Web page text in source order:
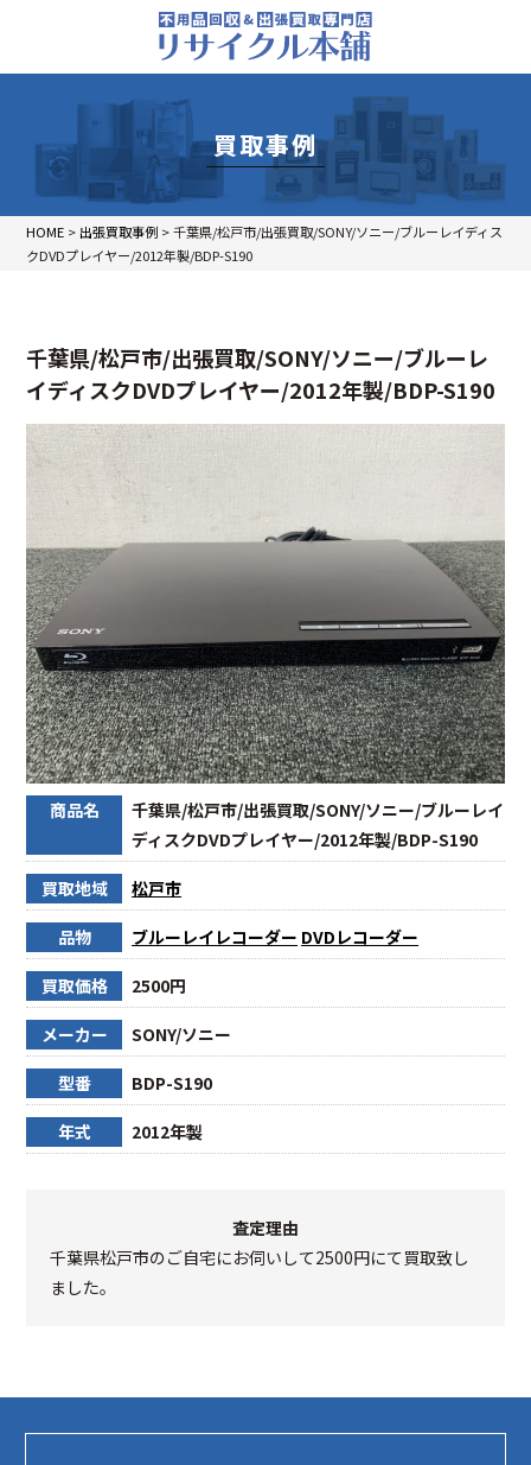
買取事例
HOME > 出張買取事例 >千葉県/松戸市/出張買取/SONY/ソニー/ブルーレイディス
クDVDプレイヤー/2012年製/BDP-S190
千葉県/松戸市/出張買取/SONY/ソニー/ブルーレ
イディスクDVDプレイヤー/2012年製/BDP-S190
商品名
千葉県/松戸市/出張買取/SONY/ソニー/ブルーレイ
ディスクDVDプレイヤー/2012年製/BDP-S190
買取地域 松戸市
品物 ブルーレイレコーダー DVDレコーダー
買取価格 2500円
メーカー SONY/ソニー
型番 BDP-S190
年式 2012年製
査定理由
千葉県松戸市のご自宅にお伺いして2500円にて買取致し
ました。